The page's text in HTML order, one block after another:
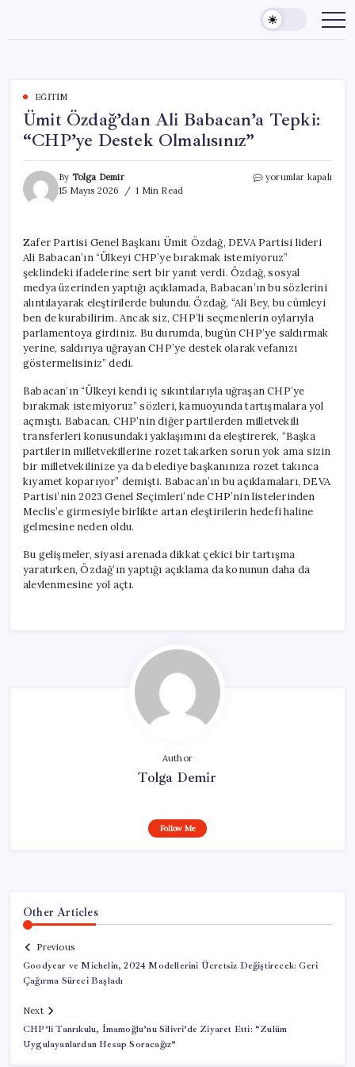
content
EĞITIM
Ümit Özdağ’dan Ali Babacan’a Tepki:
“CHP’ye Destek Olmalısınız”
By Tolga Demir
15 Mayıs 2026
1 Min Read
Ümit
“CHP’ye
Destek
Olmalısınız”
için
yorumlar kapalı
Zafer Partisi Genel Başkanı Ümit Özdağ, DEVA Partisi lideri
Ali Babacan’ın “Ülkeyi CHP’ye bırakmak istemiyoruz”
şeklindeki ifadelerine sert bir yanıt verdi. Özdağ, sosyal
medya üzerinden yaptığı açıklamada, Babacan’ın bu sözlerini
alıntılayarak eleştirilerde bulundu. Özdağ, “Ali Bey, bu cümleyi
ben de kurabilirim. Ancak siz, CHP’li seçmenlerin oylarıyla
parlamentoya girdiniz. Bu durumda, bugün CHP’ye saldırmak
yerine, saldırıya uğrayan CHP’ye destek olarak vefanızı
göstermelisiniz” dedi.
Babacan’ın “Ülkeyi kendi iç sıkıntılarıyla uğraşan CHP’ye
bırakmak istemiyoruz” sözleri, kamuoyunda tartışmalara yol
açmıştı. Babacan, CHP’nin diğer partilerden milletvekili
transferleri konusundaki yaklaşımını da eleştirerek, “Başka
partilerin milletvekillerine rozet takarken sorun yok ama sizin
bir milletvekilinize ya da belediye başkanınıza rozet takınca
kıyamet koparıyor” demişti. Babacan’ın bu açıklamaları, DEVA
Partisi’nin 2023 Genel Seçimleri’nde CHP’nin listelerinden
Meclis’e girmesiyle birlikte artan eleştirilerin hedefi haline
gelmesine neden oldu.
Bu gelişmeler, siyasi arenada dikkat çekici bir tartışma
yaratırken, Özdağ’ın yaptığı açıklama da konunun daha da
alevlenmesine yol açtı.
Author
Tolga Demir
Follow Me
Other Articles
Previous
Goodyear ve Michelin, 2024 Modellerini Ücretsiz Değiştirecek: Geri
Çağırma Süreci Başladı
Next
CHP’li Tanrıkulu, İmamoğlu’nu Silivri’de Ziyaret Etti: “Zulüm
Uygulayanlardan Hesap Soracağız”